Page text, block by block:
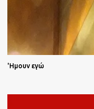
'Ημουν εγώ